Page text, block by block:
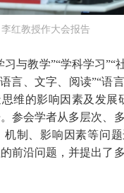
李红教授作大会报告
与教学”“学科学习”“
言、文字、阅读”“语
维的影响因素及发展
参会学者从多层次、
机制、影响因素等问
前沿问题，并提出了